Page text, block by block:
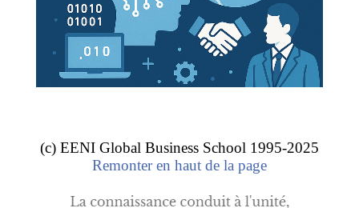
L’accord de libre-échange entre le Mexique et le Costa
Rica s’applique à :
(c) EENI Global Business School 1995-2025
Remonter en haut de la page